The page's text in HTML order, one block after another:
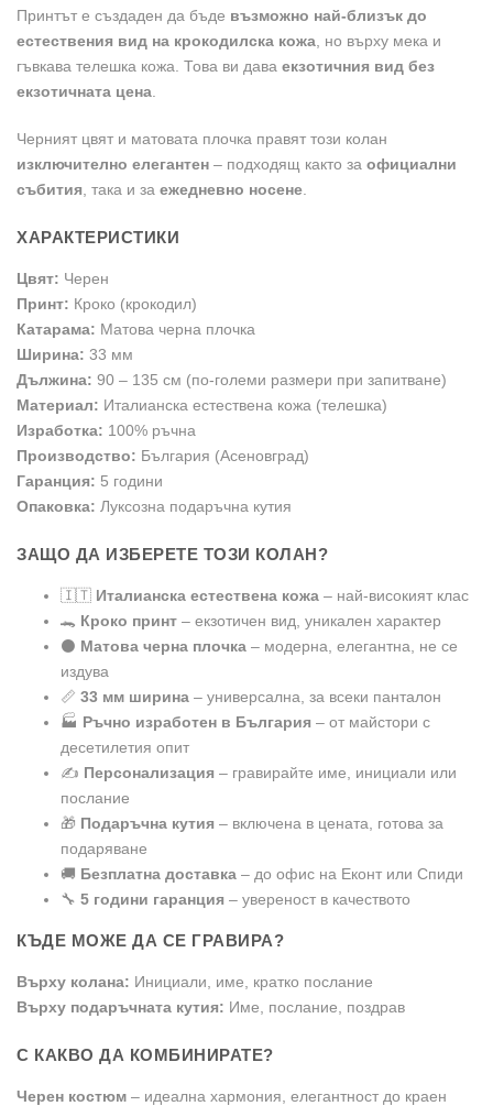
Принтът е създаден да бъде възможно най-близък до
естествения вид на крокодилска кожа , но върху мека и
гъвкава телешка кожа. Това ви дава екзотичния вид без
екзотичната цена
Черният цвят и матовата плочка правят този колан
изключително елегантен – подходящ както за официални
събития , така и за ежедневно носене
ХАРАКТЕРИСТИКИ
Цвят: Черен
Принт: Кроко (крокодил)
Катарама: Матова черна плочка
Ширина: 33 мм
Дължина: 90 – 135 см (по-големи размери при запитване)
Материал: Италианска естествена кожа (телешка)
Изработка: 100% ръчна
Производство: България (Асеновград)
Гаранция: 5 години
Опаковка: Луксозна подаръчна кутия
ЗАЩО ДА ИЗБЕРЕТЕ ТОЗИ КОЛАН?
🇮🇹 Италианска естествена кожа – най-високият клас
🐊 Кроко принт – екзотичен вид, уникален характер
⚫ Матова черна плочка – модерна, елегантна, не се
издува
📏 33 мм ширина – универсална, за всеки панталон
🏭 Ръчно изработен в България – от майстори с
десетилетия опит
✍️ Персонализация – гравирайте име, инициали или
послание
🎁 Подаръчна кутия – включена в цената, готова за
подаряване
🚚 Безплатна доставка – до офис на Еконт или Спиди
🔧 5 години гаранция – увереност в качеството
КЪДЕ МОЖЕ ДА СЕ ГРАВИРА?
Върху колана: Инициали, име, кратко послание
Върху подаръчната кутия: Име, послание, поздрав
С КАКВО ДА КОМБИНИРАТЕ?
Черен костюм – идеална хармония, елегантност до краен